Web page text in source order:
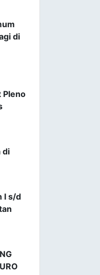
di
Pleno
di
I s/d